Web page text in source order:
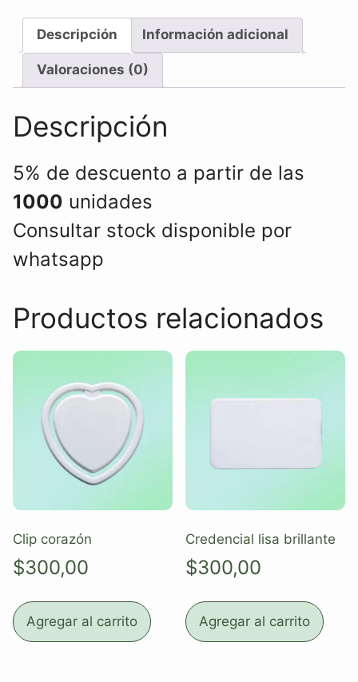
Descripción Información adicional
Valoraciones (0)
Descripción
5% de descuento a partir de las
1000 unidades
Consultar stock disponible por
whatsapp
Productos relacionados
Clip corazón
$300,00
Agregar al carrito
Credencial lisa brillante
$300,00
Agregar al carrito